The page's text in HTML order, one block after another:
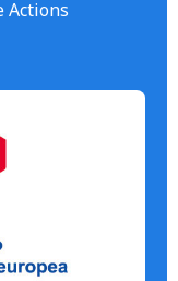
Actions